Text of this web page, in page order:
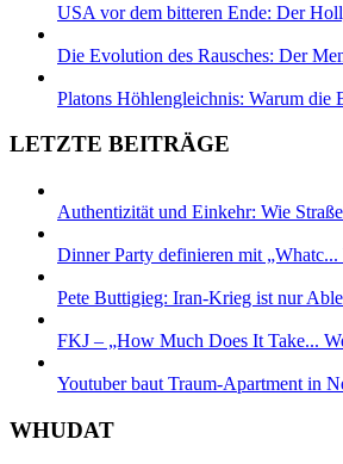
USA vor dem bitteren Ende: Der
Die Evolution des Rausches: Der
Platons Höhlengleichnis: Warum die
LETZTE BEITRÄGE
Authentizität und Einkehr: Wie
Dinner Party definieren mit „Whatc...
Pete Buttigieg: Iran-Krieg ist nur
FKJ – „How Much Does It Take...
Youtuber baut Traum-Apartment in
WHUDAT